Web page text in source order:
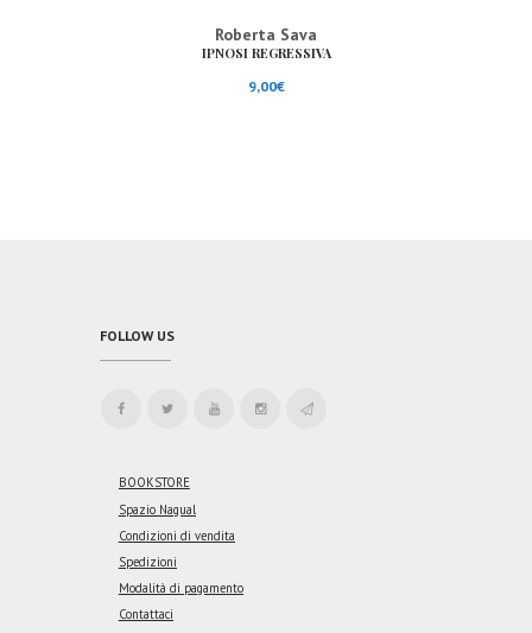
Roberta Sava
IPNOSI REGRESSIVA
9,00€
FOLLOW US
BOOKSTORE
Spazio Nagual
Condizioni di vendita
Spedizioni
Modalità di pagamento
Contattaci